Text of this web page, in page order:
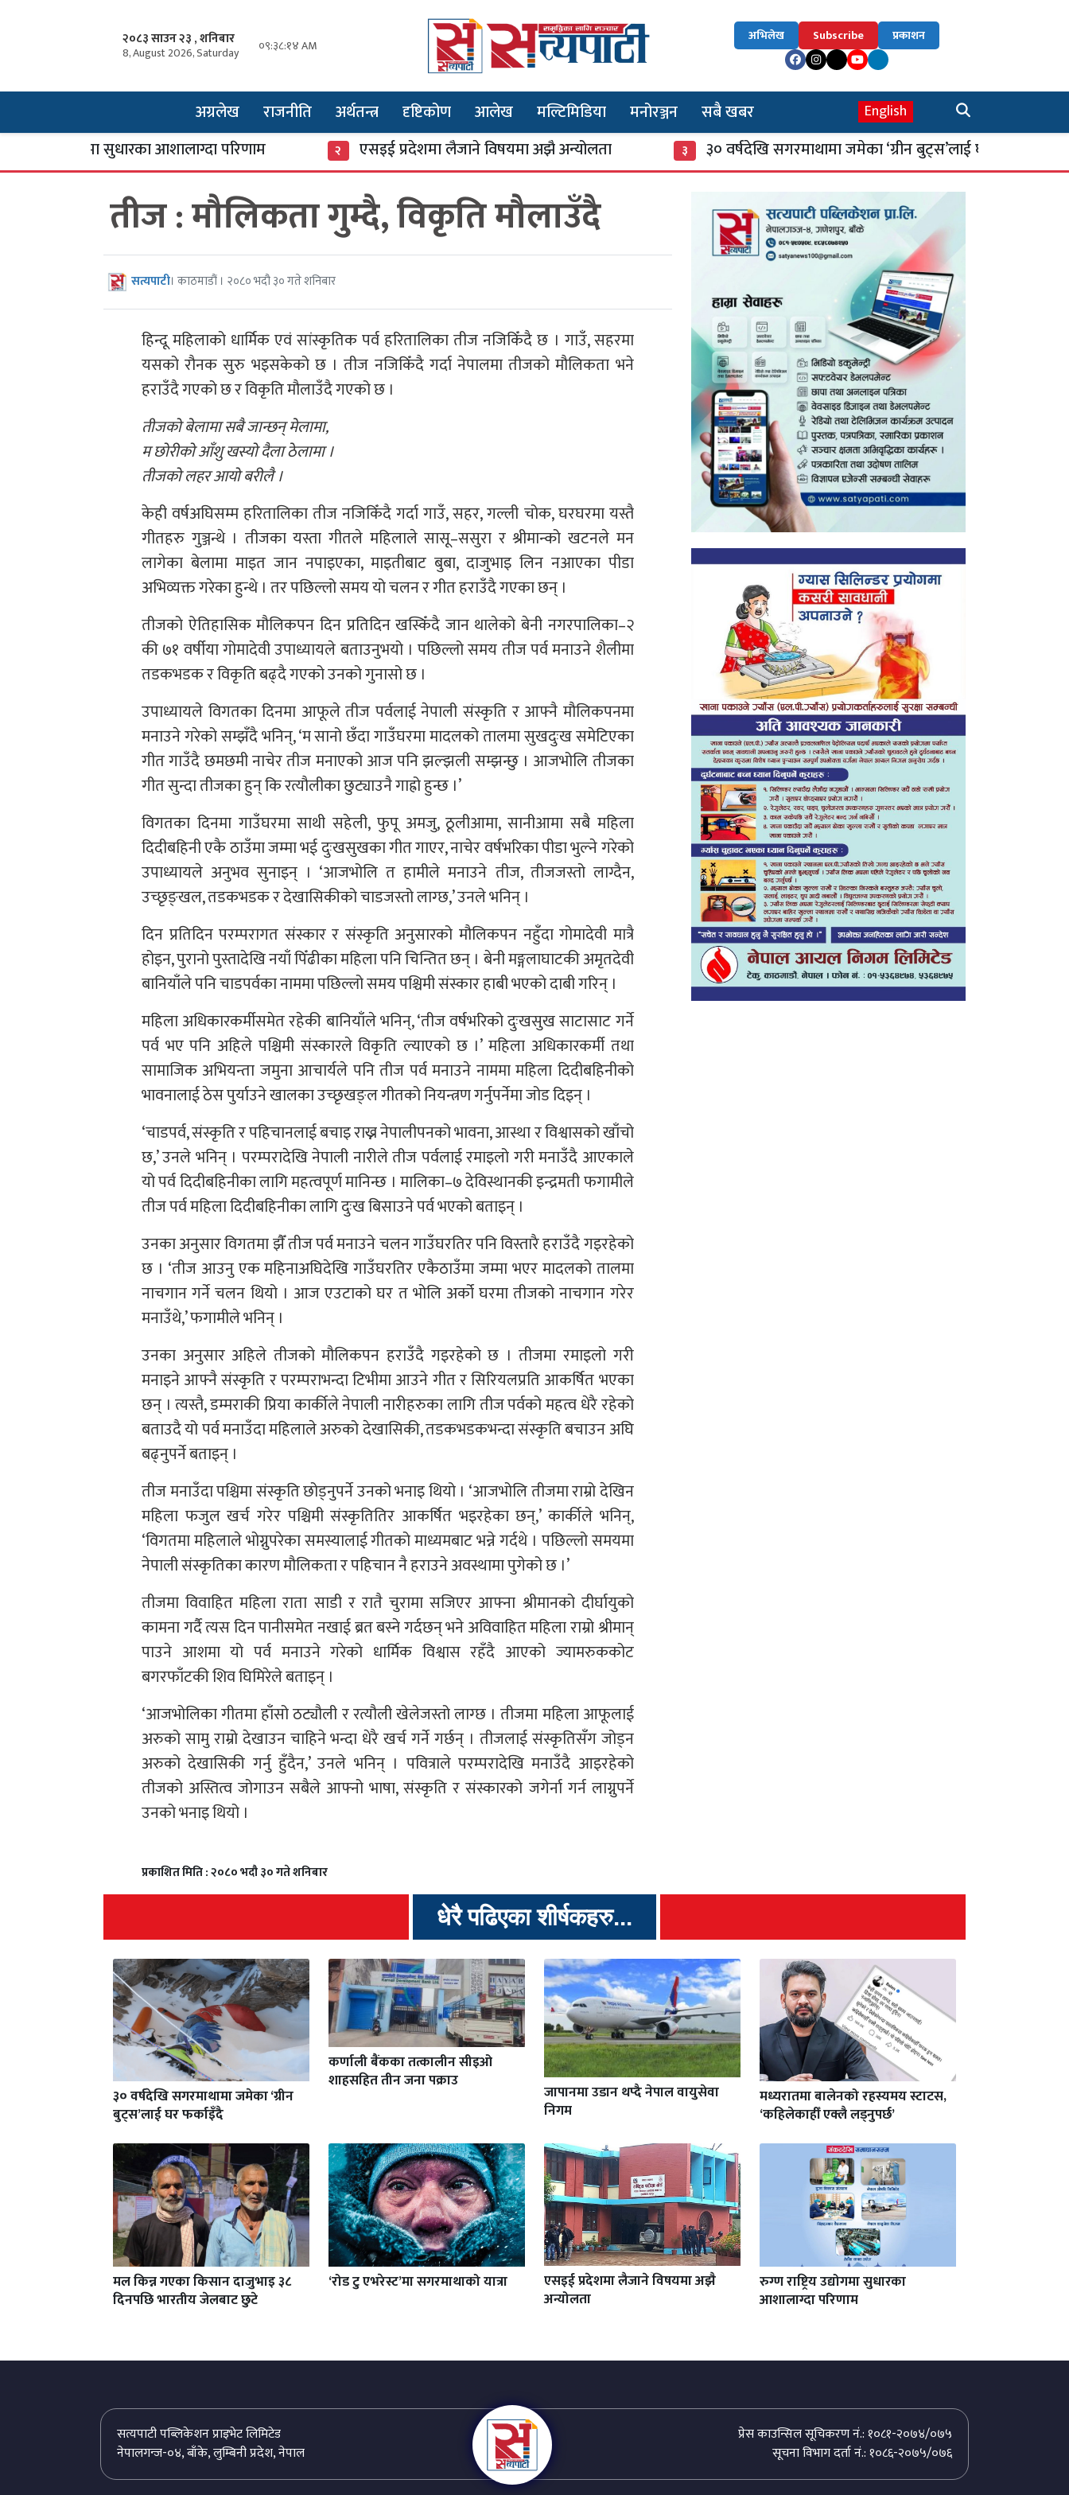
२०८३ साउन २३ , शनिबार
8, August 2026, Saturday ०९:३८:१५ AM
अभिलेख Subscribe प्रकाशन
अग्रलेख राजनीति अर्थतन्त्र दृष्टिकोण आलेख मल्टिमिडिया मनोरञ्जन सबै खबर English
उद्योगमा सुधारका आशालाग्दा परिणाम एसइई प्रदेशमा लैजाने विषयमा अझै अन्योलता ३० वर्षदेखि सगरमाथामा जमेका ‘ग्रीन बुट्स’लाई घर फर्काइँदै
तीज : मौलिकता गुम्दै, विकृति मौलाउँदै
सत्यपाटी। काठमाडौं । २०८० भदौ ३० गते शनिबार
हिन्दू महिलाको धार्मिक एवं सांस्कृतिक पर्व हरितालिका तीज नजिकिँदै छ । गाउँ, सहरमा
यसको रौनक सुरु भइसकेको छ । तीज नजिकिँदै गर्दा नेपालमा तीजको मौलिकता भने
हराउँदै गएको छ र विकृति मौलाउँदै गएको छ ।
तीजको बेलामा सबै जान्छन् मेलामा,
म छोरीको आँशु खस्यो दैला ठेलामा ।
तीजको लहर आयो बरीलै ।
केही वर्षअघिसम्म हरितालिका तीज नजिकिँदै गर्दा गाउँ, सहर, गल्ली चोक, घरघरमा यस्तै
गीतहरु गुञ्जन्थे । तीजका यस्ता गीतले महिलाले सासू–ससुरा र श्रीमान्को खटनले मन
लागेका बेलामा माइत जान नपाइएका, माइतीबाट बुबा, दाजुभाइ लिन नआएका पीडा
अभिव्यक्त गरेका हुन्थे । तर पछिल्लो समय यो चलन र गीत हराउँदै गएका छन् ।
तीजको ऐतिहासिक मौलिकपन दिन प्रतिदिन खस्किँदै जान थालेको बेनी नगरपालिका–२
की ७१ वर्षीया गोमादेवी उपाध्यायले बताउनुभयो । पछिल्लो समय तीज पर्व मनाउने शैलीमा
तडकभडक र विकृति बढ्दै गएको उनको गुनासो छ ।
उपाध्यायले विगतका दिनमा आफूले तीज पर्वलाई नेपाली संस्कृति र आफ्नै मौलिकपनमा
मनाउने गरेको सम्झँदै भनिन्, ‘म सानो छँदा गाउँघरमा मादलको तालमा सुखदुःख समेटिएका
गीत गाउँदै छमछमी नाचेर तीज मनाएको आज पनि झल्झली सम्झन्छु । आजभोलि तीजका
गीत सुन्दा तीजका हुन् कि रत्यौलीका छुट्याउनै गाह्रो हुन्छ ।’
विगतका दिनमा गाउँघरमा साथी सहेली, फुपू अमजु, ठूलीआमा, सानीआमा सबै महिला
दिदीबहिनी एकै ठाउँमा जम्मा भई दुःखसुखका गीत गाएर, नाचेर वर्षभरिका पीडा भुल्ने गरेको
उपाध्यायले अनुभव सुनाइन् । ‘आजभोलि त हामीले मनाउने तीज, तीजजस्तो लाग्दैन,
उच्छृङ्खल, तडकभडक र देखासिकीको चाडजस्तो लाग्छ,’ उनले भनिन् ।
दिन प्रतिदिन परम्परागत संस्कार र संस्कृति अनुसारको मौलिकपन नहुँदा गोमादेवी मात्रै
होइन, पुरानो पुस्तादेखि नयाँ पिँढीका महिला पनि चिन्तित छन् । बेनी मङ्गलाघाटकी अमृतदेवी
बानियाँले पनि चाडपर्वका नाममा पछिल्लो समय पश्चिमी संस्कार हाबी भएको दाबी गरिन् ।
महिला अधिकारकर्मीसमेत रहेकी बानियाँले भनिन्, ‘तीज वर्षभरिको दुःखसुख साटासाट गर्ने
पर्व भए पनि अहिले पश्चिमी संस्कारले विकृति ल्याएको छ ।’ महिला अधिकारकर्मी तथा
सामाजिक अभियन्ता जमुना आचार्यले पनि तीज पर्व मनाउने नाममा महिला दिदीबहिनीको
भावनालाई ठेस पुर्याउने खालका उच्छृखङ्ल गीतको नियन्त्रण गर्नुपर्नेमा जोड दिइन् ।
‘चाडपर्व, संस्कृति र पहिचानलाई बचाइ राख्न नेपालीपनको भावना, आस्था र विश्वासको खाँचो
छ,’ उनले भनिन् । परम्परादेखि नेपाली नारीले तीज पर्वलाई रमाइलो गरी मनाउँदै आएकाले
यो पर्व दिदीबहिनीका लागि महत्वपूर्ण मानिन्छ । मालिका–७ देविस्थानकी इन्द्रमती फगामीले
तीज पर्व महिला दिदीबहिनीका लागि दुःख बिसाउने पर्व भएको बताइन् ।
उनका अनुसार विगतमा झैँ तीज पर्व मनाउने चलन गाउँघरतिर पनि विस्तारै हराउँदै गइरहेको
छ । ‘तीज आउनु एक महिनाअघिदेखि गाउँघरतिर एकैठाउँमा जम्मा भएर मादलको तालमा
नाचगान गर्ने चलन थियो । आज एउटाको घर त भोलि अर्को घरमा तीजको नाचगान गरेर
मनाउँथे,’ फगामीले भनिन् ।
उनका अनुसार अहिले तीजको मौलिकपन हराउँदै गइरहेको छ । तीजमा रमाइलो गरी
मनाइने आफ्नै संस्कृति र परम्पराभन्दा टिभीमा आउने गीत र सिरियलप्रति आकर्षित भएका
छन् । त्यस्तै, डम्मराकी प्रिया कार्कीले नेपाली नारीहरुका लागि तीज पर्वको महत्व धेरै रहेको
बताउदै यो पर्व मनाउँदा महिलाले अरुको देखासिकी, तडकभडकभन्दा संस्कृति बचाउन अघि
बढ्नुपर्ने बताइन् ।
तीज मनाउँदा पश्चिमा संस्कृति छोड्नुपर्ने उनको भनाइ थियो । ‘आजभोलि तीजमा राम्रो देखिन
महिला फजुल खर्च गरेर पश्चिमी संस्कृतितिर आकर्षित भइरहेका छन्,’ कार्कीले भनिन्,
‘विगतमा महिलाले भोग्नुपरेका समस्यालाई गीतको माध्यमबाट भन्ने गर्दथे । पछिल्लो समयमा
नेपाली संस्कृतिका कारण मौलिकता र पहिचान नै हराउने अवस्थामा पुगेको छ ।’
तीजमा विवाहित महिला राता साडी र रातै चुरामा सजिएर आफ्ना श्रीमानको दीर्घायुको
कामना गर्दै त्यस दिन पानीसमेत नखाई ब्रत बस्ने गर्दछन् भने अविवाहित महिला राम्रो श्रीमान्
पाउने आशमा यो पर्व मनाउने गरेको धार्मिक विश्वास रहँदै आएको ज्यामरुककोट
बगरफाँटकी शिव घिमिरेले बताइन् ।
‘आजभोलिका गीतमा हाँसो ठट्यौली र रत्यौली खेलेजस्तो लाग्छ । तीजमा महिला आफूलाई
अरुको सामु राम्रो देखाउन चाहिने भन्दा धेरै खर्च गर्ने गर्छन् । तीजलाई संस्कृतिसँग जोड्न
अरुको देखासिकी गर्नु हुँदैन,’ उनले भनिन् । पवित्राले परम्परादेखि मनाउँदै आइरहेको
तीजको अस्तित्व जोगाउन सबैले आफ्नो भाषा, संस्कृति र संस्कारको जगेर्ना गर्न लाग्नुपर्ने
उनको भनाइ थियो ।
प्रकाशित मिति : २०८० भदौ ३० गते शनिबार
धेरै पढिएका शीर्षकहरु...
३० वर्षदेखि सगरमाथामा जमेका ‘ग्रीन
बुट्स’लाई घर फर्काइँदै
कर्णाली बैंकका तत्कालीन सीइओ
शाहसहित तीन जना पक्राउ
जापानमा उडान थप्दै नेपाल वायुसेवा
निगम
मध्यरातमा बालेनको रहस्यमय स्टाटस,
‘कहिलेकाहीँ एक्लै लड्नुपर्छ’
मल किन्न गएका किसान दाजुभाइ ३८
दिनपछि भारतीय जेलबाट छुटे
‘रोड टु एभरेस्ट’मा सगरमाथाको यात्रा
एसइई प्रदेशमा लैजाने विषयमा अझै
अन्योलता
रुग्ण राष्ट्रिय उद्योगमा सुधारका
आशालाग्दा परिणाम
प्रेस काउन्सिल सूचिकरण नं.: १०८१-२०७४/०७५
सत्यपाटी पब्लिकेशन प्राइभेट लिमिटेड
सूचना विभाग दर्ता नं.: १०८६-२०७५/०७६
नेपालगन्ज-०४, बाँके, लुम्बिनी प्रदेश, नेपाल